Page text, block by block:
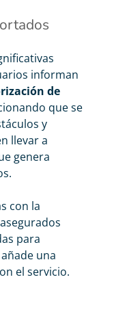
informan
de
que se
y
llevar a
genera
con la
para
una
el servicio.